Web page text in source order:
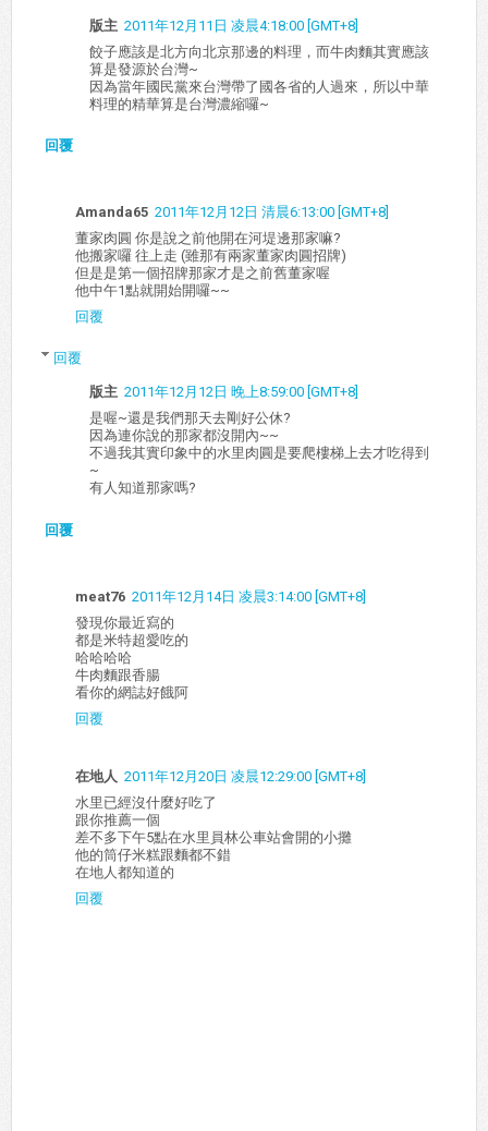
版主 2011年12月11日 凌晨4:18:00 [GMT+8]
餃子應該是北方向北京那邊的料理，而牛肉麵其實應該
算是發源於台灣~
因為當年國民黨來台灣帶了國各省的人過來，所以中華
料理的精華算是台灣濃縮囉~
回覆
Amanda65 2011年12月12日 清晨6:13:00 [GMT+8]
董家肉圓 你是說之前他開在河堤邊那家嘛?
他搬家囉 往上走 (雖那有兩家董家肉圓招牌)
但是是第一個招牌那家才是之前舊董家喔
他中午1點就開始開囉~~
回覆
回覆
版主 2011年12月12日 晚上8:59:00 [GMT+8]
是喔~還是我們那天去剛好公休?
因為連你說的那家都沒開內~~
不過我其實印象中的水里肉圓是要爬樓梯上去才吃得到
~
有人知道那家嗎?
回覆
meat76 2011年12月14日 凌晨3:14:00 [GMT+8]
發現你最近寫的
都是米特超愛吃的
哈哈哈哈
牛肉麵跟香腸
看你的網誌好餓阿
回覆
在地人 2011年12月20日 凌晨12:29:00 [GMT+8]
水里已經沒什麼好吃了
跟你推薦一個
差不多下午5點在水里員林公車站會開的小攤
他的筒仔米糕跟麵都不錯
在地人都知道的
回覆